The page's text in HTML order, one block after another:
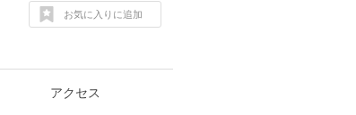
お気に入りに追加
アクセス